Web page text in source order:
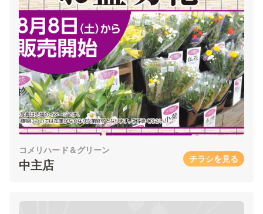
コメリハード＆グリーン
中主店 チラシを見る